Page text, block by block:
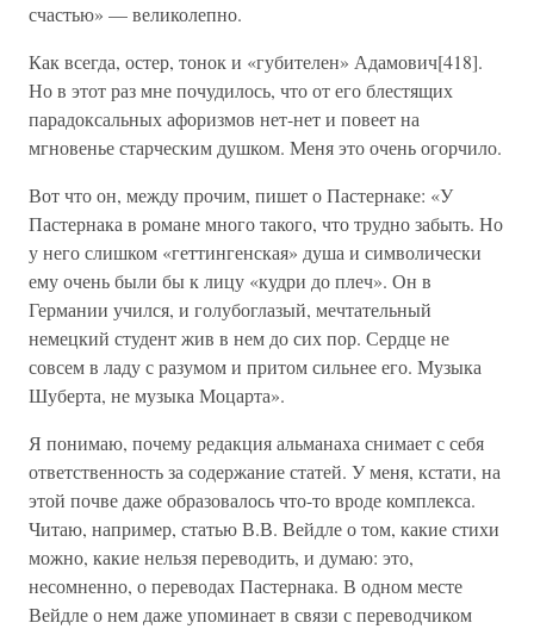
счастью» — великолепно.
Как всегда, остер, тонок и «губителен» Адамович[418].
Но в этот раз мне почудилось, что от его блестящих
парадоксальных афоризмов нет-нет и повеет на
мгновенье старческим душком. Меня это очень огорчило.
Вот что он, между прочим, пишет о Пастернаке: «У
Пастернака в романе много такого, что трудно забыть. Но
у него слишком «геттингенская» душа и символически
ему очень были бы к лицу «кудри до плеч». Он в
Германии учился, и голубоглазый, мечтательный
немецкий студент жив в нем до сих пор. Сердце не
совсем в ладу с разумом и притом сильнее его. Музыка
Шуберта, не музыка Моцарта».
Я понимаю, почему редакция альманаха снимает с себя
ответственность за содержание статей. У меня, кстати, на
этой почве даже образовалось что-то вроде комплекса.
Читаю, например, статью В.В. Вейдле о том, какие стихи
можно, какие нельзя переводить, и думаю: это,
несомненно, о переводах Пастернака. В одном месте
Вейдле о нем даже упоминает в связи с переводчиком